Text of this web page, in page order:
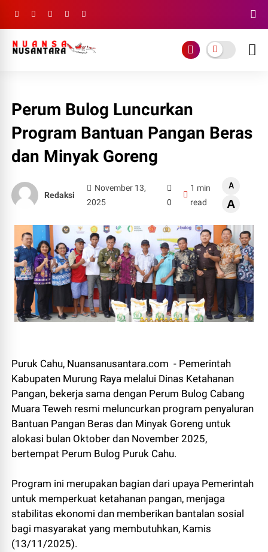
Perum Bulog Luncurkan
Program Bantuan Pangan Beras
dan Minyak Goreng
Redaksi
November 13,
2025
0
1 min
read
A
A
Puruk Cahu, Nuansanusantara.com - Pemerintah
Kabupaten Murung Raya melalui Dinas Ketahanan
Pangan, bekerja sama dengan Perum Bulog Cabang
Muara Teweh resmi meluncurkan program penyaluran
Bantuan Pangan Beras dan Minyak Goreng untuk
alokasi bulan Oktober dan November 2025,
bertempat Perum Bulog Puruk Cahu.
Program ini merupakan bagian dari upaya Pemerintah
untuk memperkuat ketahanan pangan, menjaga
stabilitas ekonomi dan memberikan bantalan sosial
bagi masyarakat yang membutuhkan, Kamis
(13/11/2025).